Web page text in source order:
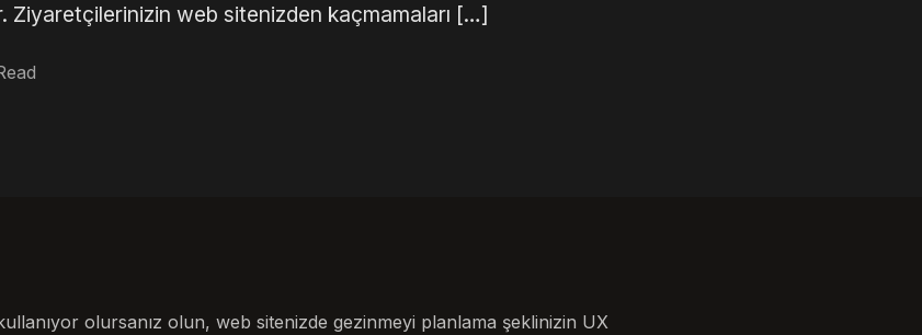
Ziyaretçilerinizin web sitenizden kaçmamaları […]
olursanız olun, web sitenizde gezinmeyi planlama şeklinizin UX